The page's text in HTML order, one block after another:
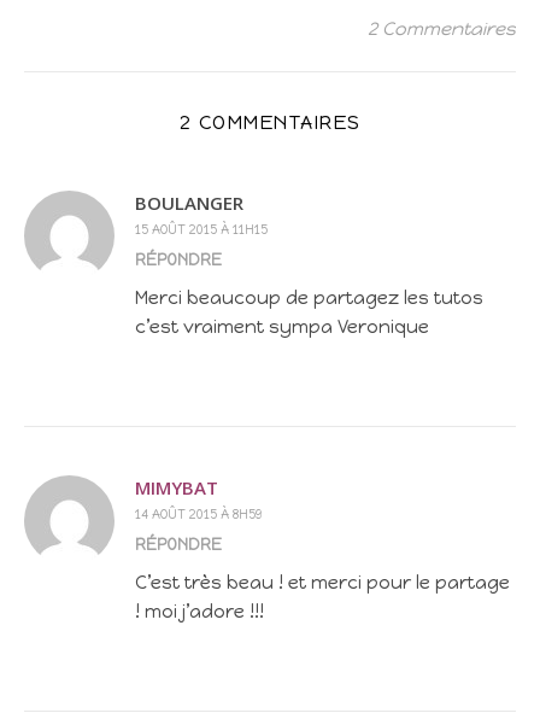
2 Commentaires
2 COMMENTAIRES
BOULANGER
15 AOÛT 2015 À 11H15
RÉPONDRE
Merci beaucoup de partagez les tutos
c’est vraiment sympa Veronique
MIMYBAT
14 AOÛT 2015 À 8H59
RÉPONDRE
C’est très beau ! et merci pour le partage
! moi j’adore !!!